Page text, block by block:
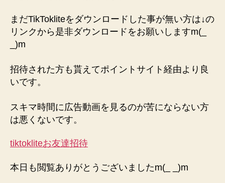
まだTikTokliteをダウンロードした事が無い方は↓の
リンクから是非ダウンロードをお願いしますm(_
_)m
招待された方も貰えてポイントサイト経由より良
いです。
スキマ時間に広告動画を見るのが苦にならない方
は悪くないです。
tiktokliteお友達招待
本日も閲覧ありがとうございましたm(_ _)m